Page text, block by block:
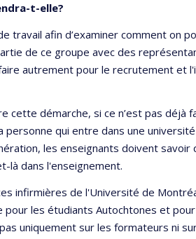
t-elle?
travail afin d’examiner comment on
de ce groupe avec des
autrement pour le recrutement et
démarche, si ce n’est pas déjà
personne qui entre dans une
les enseignants doivent
là dans l'enseignement.
infirmières de l'Université de
les étudiants Autochtones et
uniquement sur les formateurs ni